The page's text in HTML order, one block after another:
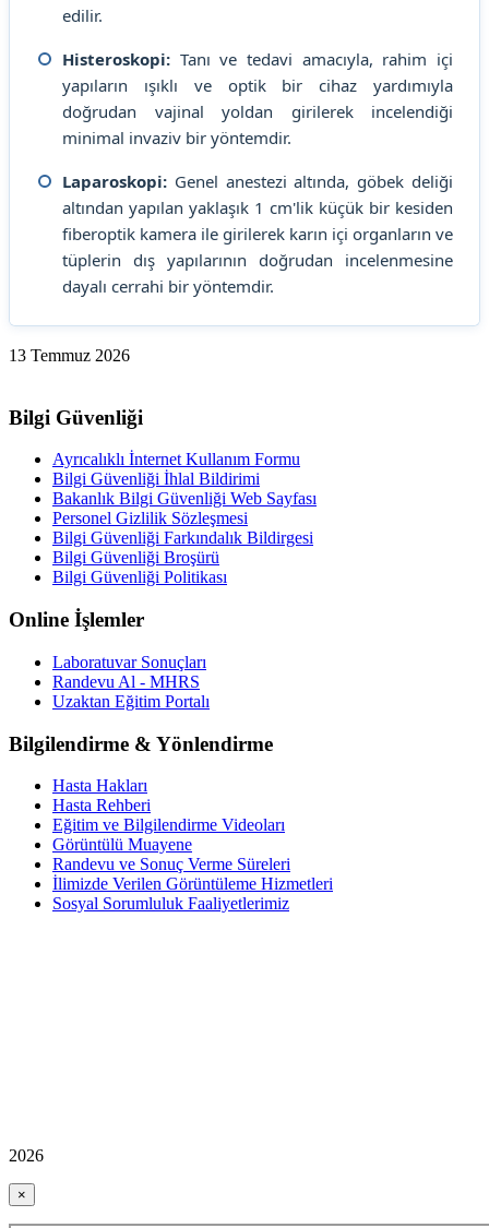
edilir.
Histeroskopi: Tanı ve tedavi amacıyla, rahim içi
yapıların ışıklı ve optik bir cihaz yardımıyla
doğrudan vajinal yoldan girilerek incelendiği
minimal invaziv bir yöntemdir.
Laparoskopi: Genel anestezi altında, göbek deliği
altından yapılan yaklaşık 1 cm'lik küçük bir kesiden
fiberoptik kamera ile girilerek karın içi organların ve
tüplerin dış yapılarının doğrudan incelenmesine
dayalı cerrahi bir yöntemdir.
13 Temmuz 2026
Bilgi Güvenliği
Ayrıcalıklı İnternet Kullanım Formu
Bilgi Güvenliği İhlal Bildirimi
Bakanlık Bilgi Güvenliği Web Sayfası
Personel Gizlilik Sözleşmesi
Bilgi Güvenliği Farkındalık Bildirgesi
Bilgi Güvenliği Broşürü
Bilgi Güvenliği Politikası
Online İşlemler
Laboratuvar Sonuçları
Randevu Al - MHRS
Uzaktan Eğitim Portalı
Bilgilendirme & Yönlendirme
Hasta Hakları
Hasta Rehberi
Eğitim ve Bilgilendirme Videoları
Görüntülü Muayene
Randevu ve Sonuç Verme Süreleri
İlimizde Verilen Görüntüleme Hizmetleri
Sosyal Sorumluluk Faaliyetlerimiz
2026
×